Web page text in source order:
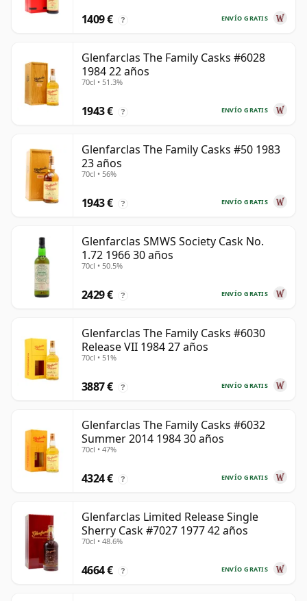
ENVÍO GRATIS
1409 € ?
Glenfarclas The Family Casks #6028
1984 22 años
70cl • 51.3%
ENVÍO GRATIS
1943 € ?
Glenfarclas The Family Casks #50 1983
23 años
70cl • 56%
ENVÍO GRATIS
1943 € ?
Glenfarclas SMWS Society Cask No.
1.72 1966 30 años
70cl • 50.5%
ENVÍO GRATIS
2429 € ?
Glenfarclas The Family Casks #6030
Release VII 1984 27 años
70cl • 51%
ENVÍO GRATIS
3887 € ?
Glenfarclas The Family Casks #6032
Summer 2014 1984 30 años
70cl • 47%
ENVÍO GRATIS
4324 € ?
Glenfarclas Limited Release Single
Sherry Cask #7027 1977 42 años
70cl • 48.6%
ENVÍO GRATIS
4664 € ?